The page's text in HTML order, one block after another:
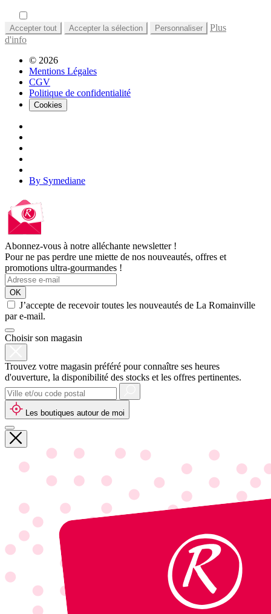
Accepter tout Accepter la sélection Personnaliser
Plus
d'info
© 2026
Mentions Légales
CGV
Politique de confidentialité
Cookies
By Symediane
Abonnez-vous à notre alléchante newsletter !
Pour ne pas perdre une miette de nos nouveautés, offres et
promotions ultra-gourmandes !
OK
J’accepte de recevoir toutes les nouveautés de La Romainville
par e-mail.
Choisir son magasin
Trouvez votre magasin préféré pour connaître ses heures
d'ouverture, la disponibilité des stocks et les offres pertinentes.
Les boutiques autour de moi